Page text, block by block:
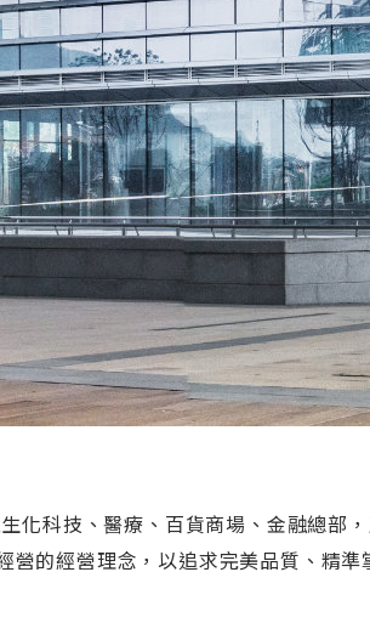
化科技、醫療、百貨商場、金融總部
營的經營理念，以追求完美品質、精準